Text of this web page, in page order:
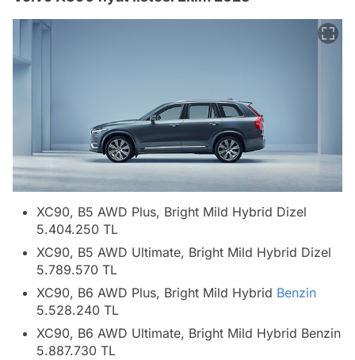
XC90, B5 AWD Plus, Bright Mild Hybrid Dizel
5.404.250 TL
XC90, B5 AWD Ultimate, Bright Mild Hybrid Dizel
5.789.570 TL
XC90, B6 AWD Plus, Bright Mild Hybrid Benzin
5.528.240 TL
XC90, B6 AWD Ultimate, Bright Mild Hybrid Benzin
5.887.730 TL